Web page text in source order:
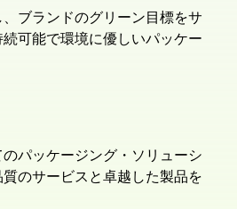
ブランドのグリーン目標をサ
可能で環境に優しいパッケー
パッケージング・ソリューシ
のサービスと卓越した製品を